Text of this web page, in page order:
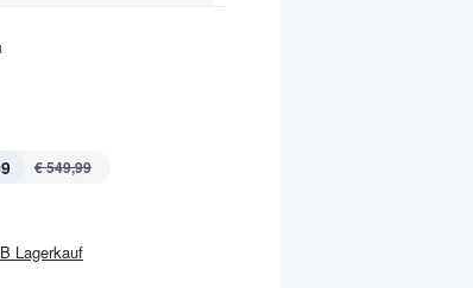
€ 549,99
Lagerkauf